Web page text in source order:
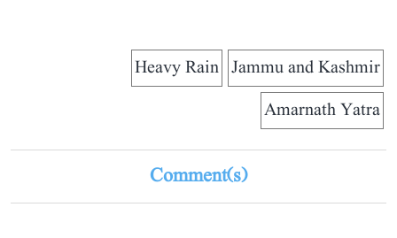
Jammu and Kashmir
Heavy Rain
Amarnath Yatra
Comment(s)